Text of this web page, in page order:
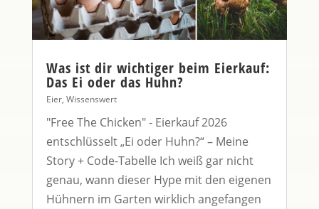
Was ist dir wichtiger beim Eierkauf:
Das Ei oder das Huhn?
Eier, Wissenswert
"Free The Chicken" - Eierkauf 2026
entschlüsselt „Ei oder Huhn?“ – Meine
Story + Code-Tabelle Ich weiß gar nicht
genau, wann dieser Hype mit den eigenen
Hühnern im Garten wirklich angefangen